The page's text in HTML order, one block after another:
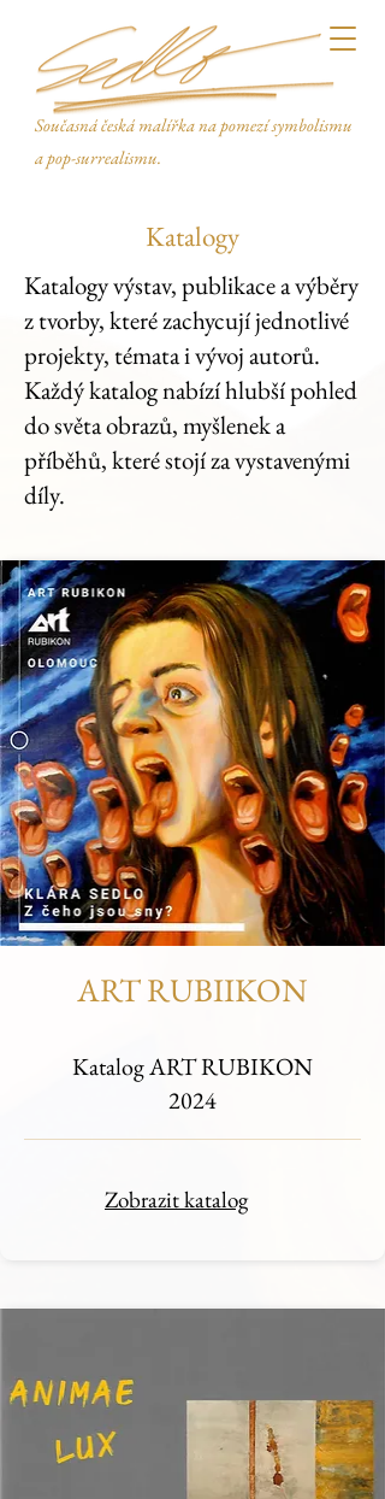
Současná česká malířka na pomezí symbolismu
a pop-surrealismu.
Katalogy
Katalogy výstav, publikace a výběry
z tvorby, které zachycují jednotlivé
projekty, témata i vývoj autorů.
Každý katalog nabízí hlubší pohled
do světa obrazů, myšlenek a
příběhů, které stojí za vystavenými
díly.
ART RUBIIKON
Katalog ART RUBIKON
2024
Zobrazit katalog